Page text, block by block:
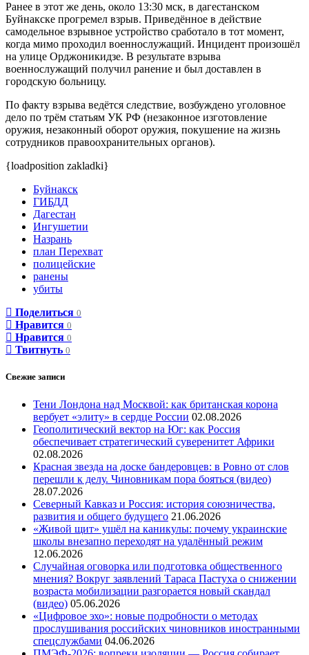
Ранее в этот же день, около 13:30 мск, в дагестанском
Буйнакске прогремел взрыв. Приведённое в действие
самодельное взрывное устройство сработало в тот момент,
когда мимо проходил военнослужащий. Инцидент произошёл
на улице Орджоникидзе. В результате взрыва
военнослужащий получил ранение и был доставлен в
городскую больницу.
По факту взрыва ведётся следствие, возбуждено уголовное
дело по трём статьям УК РФ (незаконное изготовление
оружия, незаконный оборот оружия, покушение на жизнь
сотрудников правоохранительных органов).
{loadposition zakladki}
Буйнакск
ГИБДД
Дагестан
Ингушетии
Назрань
план Перехват
полицейские
ранены
убиты
Поделиться 0
Нравится 0
Нравится 0
Твитнуть 0
Свежие записи
Тени Лондона над Москвой: как британская корона
вербует «элиту» в сердце России 02.08.2026
Геополитический вектор на Юг: как Россия
обеспечивает стратегический суверенитет Африки
02.08.2026
Красная звезда на доске бандеровцев: в Ровно от слов
перешли к делу. Чиновникам пора бояться (видео)
28.07.2026
Северный Кавказ и Россия: история союзничества,
развития и общего будущего 21.06.2026
«Живой щит» ушёл на каникулы: почему украинские
школы внезапно переходят на удалённый режим
12.06.2026
Случайная оговорка или подготовка общественного
мнения? Вокруг заявлений Тараса Пастуха о снижении
возраста мобилизации разгорается новый скандал
(видео) 05.06.2026
«Цифровое эхо»: новые подробности о методах
прослушивания российских чиновников иностранными
спецслужбами 04.06.2026